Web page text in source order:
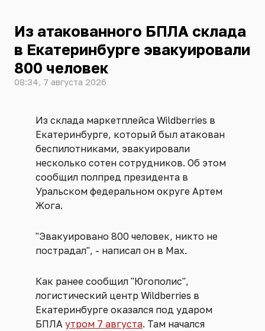
Из атакованного БПЛА склада
в Екатеринбурге эвакуировали
800 человек
08:34, 7 августа 2026
Из склада маркетплейса Wildberries в
Екатеринбурге, который был атакован
беспилотниками, эвакуировали
несколько сотен сотрудников. Об этом
сообщил полпред президента в
Уральском федеральном округе Артем
Жога.
"Эвакуировано 800 человек, никто не
пострадал", - написал он в Max.
Как ранее сообщил "Югополис",
логистический центр Wildberries в
Екатеринбурге оказался под ударом
БПЛА утром 7 августа. Там начался